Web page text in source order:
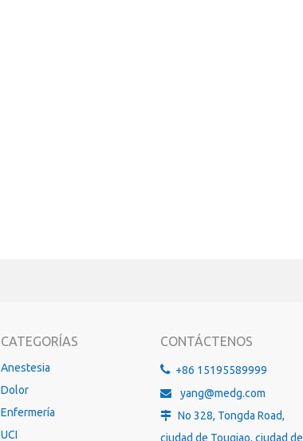
CATEGORÍAS
Anestesia
Dolor
Enfermería
UCI
CONTÁCTENOS
 +86 15195589999
 yang@medg.com
 No 328, Tongda Road,
ciudad de Touqiao, ciudad de